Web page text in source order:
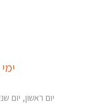
יום ראשון, יום